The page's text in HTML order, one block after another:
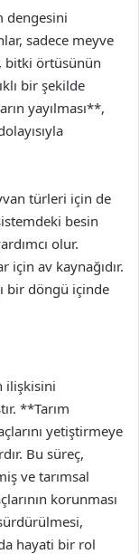
dengesini
sadece meyve
bitki örtüsünün
bir şekilde
yayılması**,
türleri için de
besin
olur.
için av kaynağıdır.
bir döngü içinde
ilişkisini
**Tarım
yetiştirmeye
Bu süreç,
ve tarımsal
korunması
hayati bir rol